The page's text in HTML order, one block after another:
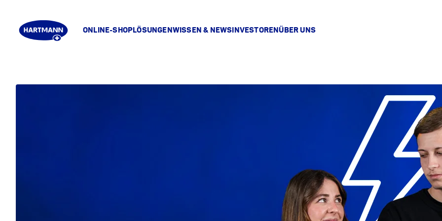
ONLINE-SHOPLÖSUNGENWISSEN & NEWSINVESTORENÜBER UNS